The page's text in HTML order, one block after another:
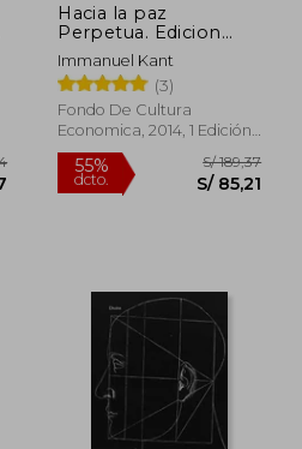
Hacia la paz
Perpetua. Edicion
Bilingüe Alemán-
Español
Immanuel Kant
(3)
Fondo De Cultura
Economica, 2014, 1 Edición,
Tapa Blanda, Nuevo